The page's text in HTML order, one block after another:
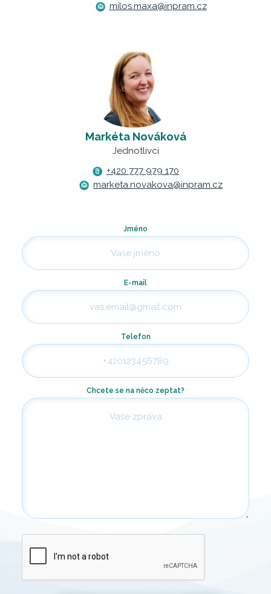
milos.maxa@inpram.cz
Markéta Nováková
Jednotlivci
+420 777 979 170
marketa.novakova@inpram.cz
Jméno
E-mail
Telefon
Chcete se na něco zeptat?